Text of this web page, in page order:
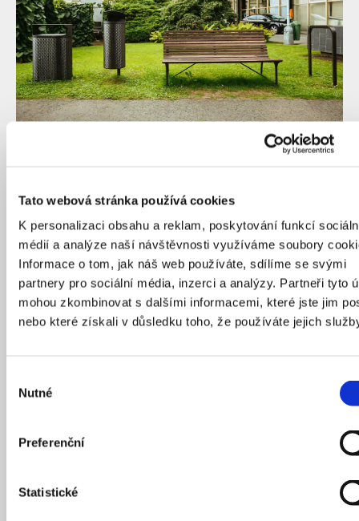
Tato webová stránka používá cookies
K personalizaci obsahu a reklam, poskytování funkcí
médií a analýze naší návštěvnosti využíváme soubory
Informace o tom, jak náš web používáte, sdílíme se svými
partnery pro sociální média, inzerci a analýzy. Partneři tyto
mohou zkombinovat s dalšími informacemi, které jste jim
nebo které získali v důsledku toho, že používáte jejich
souhlasu
Nutné
Preferenční
Statistické
Autory nového pražského mobiliáře jsou Michal Froněk a Jan
Jedním z aktuálních prvků veřejného prostoru jsou
i balíkoboxy.
Balíkoboxům se věnujeme od doby pandemie, kdy se
začaly rychle objevovat po celém městě. Už tehdy jsme
vytvořili jednoduchý manuál s doporučeními, jak by
výhradně na soukromé pozemky, protože bylo snazší
obejít složitější jednání s městem. Dnes, kdy jsou
provozovatelů mění. Ve vzájemném dialogu jsme proto
Snažíme se, aby boxy nepůsobily jako reklamní plochy,